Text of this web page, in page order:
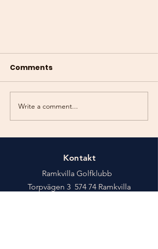
Comments
Write a comment...
Kontakt
Ramkvilla Golfklubb
Torpvägen 3 574 74 Ramkvilla